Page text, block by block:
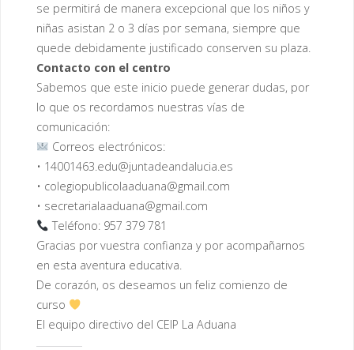
se permitirá de manera excepcional que los niños y
niñas asistan 2 o 3 días por semana, siempre que
quede debidamente justificado conserven su plaza.
Contacto con el centro
Sabemos que este inicio puede generar dudas, por
lo que os recordamos nuestras vías de
comunicación:
Correos electrónicos:
• 14001463.edu@juntadeandalucia.es
• colegiopublicolaaduana@gmail.com
• secretarialaaduana@gmail.com
Teléfono: 957 379 781
Gracias por vuestra confianza y por acompañarnos
en esta aventura educativa.
De corazón, os deseamos un feliz comienzo de
curso
El equipo directivo del CEIP La Aduana